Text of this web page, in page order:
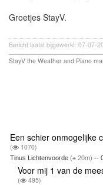
Groetjes StayV.
Bericht laatst bijgewerkt: 07-07-
StayV the Weather and Piano
Een schier onmogelijke
( 1070)
Tinus Lichtenvoorde ( 20m) --
Voor mij 1 van de
( 495)